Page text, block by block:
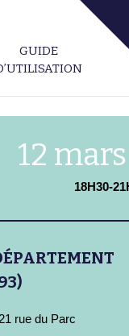
GUIDE
12
18H30-
rue du Parc